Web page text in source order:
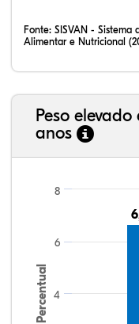
Fonte: SISVAN - Sistema
Alimentar e Nutricional
Peso
anos
Percentual 4
6
8